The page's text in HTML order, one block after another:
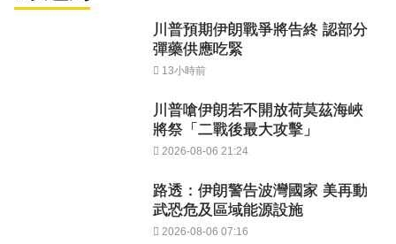
川普預期伊朗戰爭將告終 認部分
彈藥供應吃緊
13小時前
川普嗆伊朗若不開放荷莫茲海峽
將祭「二戰後最大攻擊」
2026-08-06 21:24
路透：伊朗警告波灣國家 美再動
武恐危及區域能源設施
2026-08-06 07:16